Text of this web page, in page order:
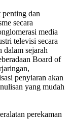
dan
secara
media
televisi secara
dalam sejarah
Board of
penyiaran akan
yang mudah
perekaman